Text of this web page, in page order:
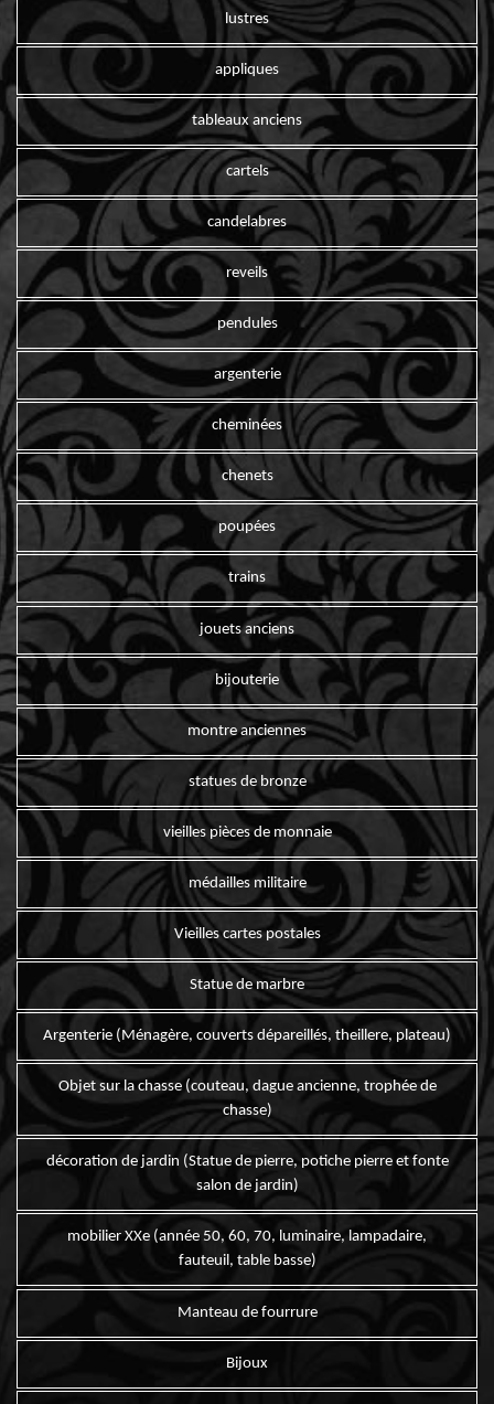
lustres
appliques
tableaux anciens
cartels
candelabres
reveils
pendules
argenterie
cheminées
chenets
poupées
trains
jouets anciens
bijouterie
montre anciennes
statues de bronze
vieilles pièces de monnaie
médailles militaire
Vieilles cartes postales
Statue de marbre
Argenterie (Ménagère, couverts dépareillés, theillere, plateau)
Objet sur la chasse (couteau, dague ancienne, trophée de
chasse)
décoration de jardin (Statue de pierre, potiche pierre et fonte
salon de jardin)
mobilier XXe (année 50, 60, 70, luminaire, lampadaire,
fauteuil, table basse)
Manteau de fourrure
Bijoux